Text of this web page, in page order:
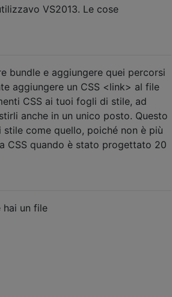
VS2013. Le cose
bundle e aggiungere quei percorsi
aggiungere un CSS <link> al file
CSS ai tuoi fogli di stile, ad
anche in un unico posto. Questo
come quello, poiché non è più
CSS quando è stato progettato 20
hai un file